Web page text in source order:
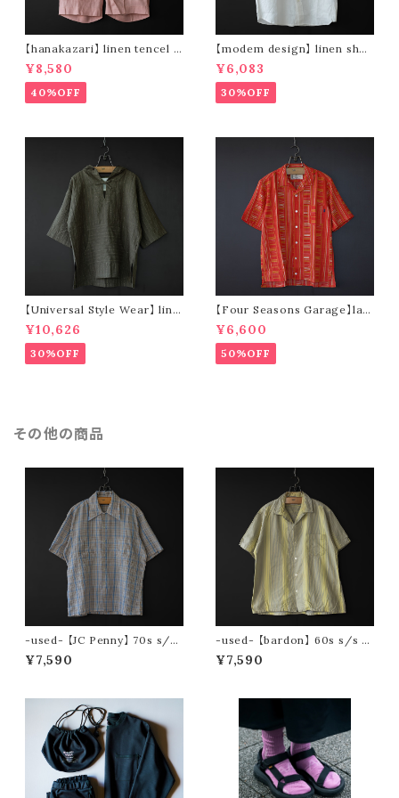
【hanakazari】 linen tencel s
hort pants (pink)
¥8,580
40%OFF
【modem design】 linen shor
t sleeve shirt (white)
¥6,083
30%OFF
【Universal Style Wear】 line
n mexican parka (olive)
¥10,626
30%OFF
【Four Seasons Garage】lad
der stripe open collar s/s s
hirt (orange)
¥6,600
50%OFF
その他の商品
-used- 【JC Penny】 70s s/s
check shirt
¥7,590
-used- 【bardon】 60s s/s m
ulti stripe open collar shirt
¥7,590